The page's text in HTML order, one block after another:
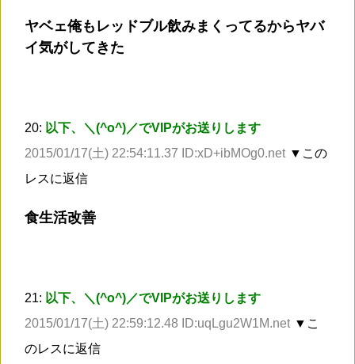
ヤベェ俺もレッドブル飲みまくってるからヤバ
イ気がしてきた
20: 以下、＼(^o^)／でVIPがお送りします
2015/01/17(土) 22:54:11.37 ID:xD+ibMOg0.net ▼この
レスに返信
食生活改善
21: 以下、＼(^o^)／でVIPがお送りします
2015/01/17(土) 22:59:12.48 ID:uqLgu2W1M.net ▼こ
のレスに返信